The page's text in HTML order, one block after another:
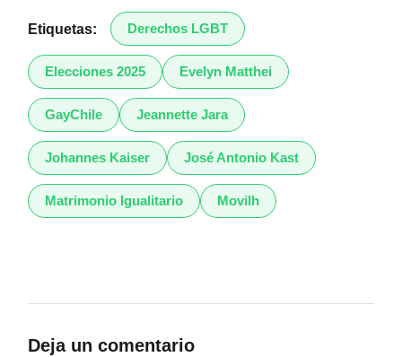
Etiquetas: Derechos LGBT
Elecciones 2025 Evelyn Matthei
GayChile Jeannette Jara
Johannes Kaiser José Antonio Kast
Matrimonio Igualitario Movilh
Deja un comentario